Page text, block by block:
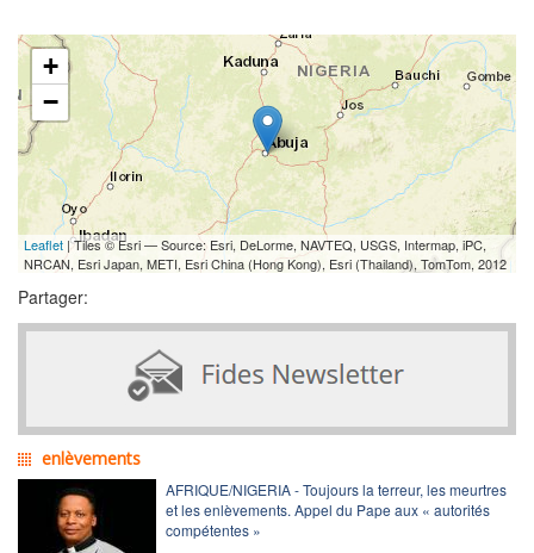
+
−
Leaflet | Tiles © Esri — Source: Esri, DeLorme, NAVTEQ, USGS, Intermap, iPC,
NRCAN, Esri Japan, METI, Esri China (Hong Kong), Esri (Thailand), TomTom, 2012
Partager:
enlèvements
AFRIQUE/NIGERIA - Toujours la terreur, les meurtres
et les enlèvements. Appel du Pape aux « autorités
compétentes »